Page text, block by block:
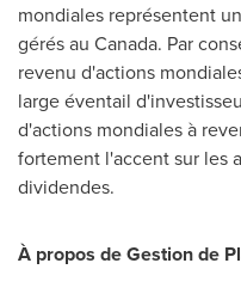
mondiales représentent
gérés au Canada. Par
revenu d'actions
large éventail
d'actions mondiales à
fortement l'accent sur les
dividendes.
À propos de Gestion de